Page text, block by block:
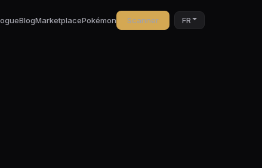
BlogMarketplacePokémon Scanner FR